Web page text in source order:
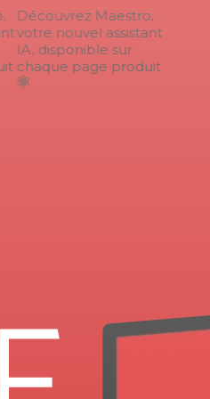
Découvrez Maestro,
votre nouvel assistant
IA, disponible sur
chaque page produit